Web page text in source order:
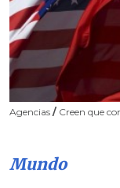
Agencias / Creen que
Mundo